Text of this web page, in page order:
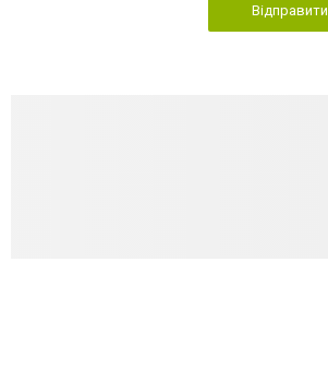
Відправити